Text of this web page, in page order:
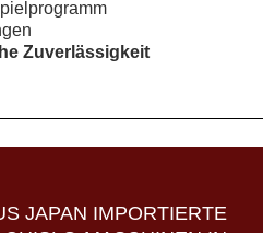
Zuverlässigkeit
JAPAN IMPORTIERTE